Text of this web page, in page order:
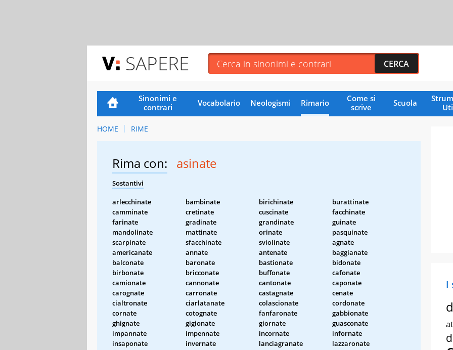
SAPERE
Sinonimi e
contrari
Vocabolario Neologismi Rimario
Come si
scrive
Scuola
HOME RIME
Rima con: asinate
Sostantivi
arlecchinate bambinate birichinate
burattinate
camminate
cretinate cuscinate
facchinate
farinate
gradinate grandinate
guinate
mandolinate
mattinate orinate
pasquinate
scarpinate
sfacchinate sviolinate
agnate
americanate
annate antenate
baggianate
balconate
baronate bastionate
bidonate
birbonate
bricconate buffonate
cafonate
camionate
cannonate cantonate
caponate
carognate
carronate castagnate
cenate
cialtronate
ciarlatanate colascionate
cordonate
cornate
cotognate fanfaronate
gabbionate
ghignate
gigionate giornate
guasconate
impannate
impennate incornate
infornate
insaponate
invernate lanciagranate
lazzaronate
I